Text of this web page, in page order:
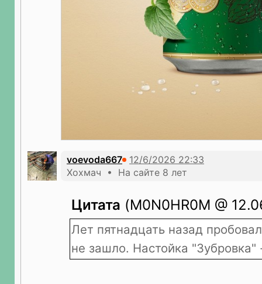
voevoda667
Хохмач • На сайте 8 лет
Цитата (M0N0HR0M @
Лет пятнадцать назад
не зашло. Настойка